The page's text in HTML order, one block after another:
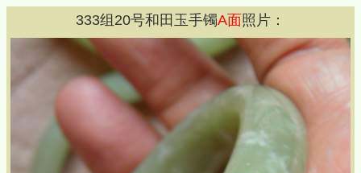
333组 20号和田玉手镯A面照片：